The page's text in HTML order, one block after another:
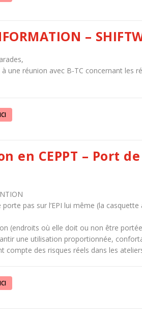
–
une réunion avec B-TC concernant les
en CEPPT – Port
pas sur l’EPI lui même (la
(endroits où elle doit ou non être
une utilisation proportionnée,
compte des risques réels dans les